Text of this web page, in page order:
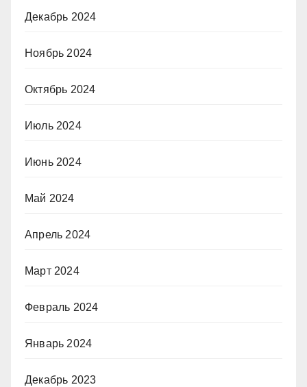
Декабрь 2024
Ноябрь 2024
Октябрь 2024
Июль 2024
Июнь 2024
Май 2024
Апрель 2024
Март 2024
Февраль 2024
Январь 2024
Декабрь 2023